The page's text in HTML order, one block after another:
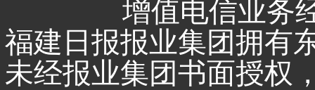
增值电信业务
福建日报报业集团拥有
未经报业集团书面授权